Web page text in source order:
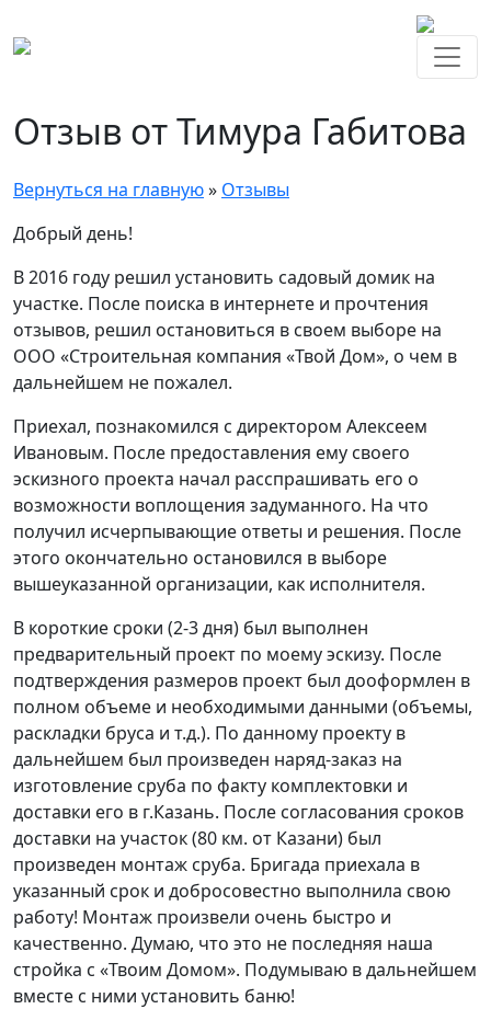
Отзыв от Тимура Габитова
Вернуться на главную» Отзывы
Добрый день!
В 2016 году решил установить садовый домик на
участке. После поиска в интернете и прочтения
отзывов, решил остановиться в своем выборе на
ООО «Строительная компания «Твой Дом», о чем в
дальнейшем не пожалел.
Приехал, познакомился с директором Алексеем
Ивановым. После предоставления ему своего
эскизного проекта начал расспрашивать его о
возможности воплощения задуманного. На что
получил исчерпывающие ответы и решения. После
этого окончательно остановился в выборе
вышеуказанной организации, как исполнителя.
В короткие сроки (2-3 дня) был выполнен
предварительный проект по моему эскизу. После
подтверждения размеров проект был дооформлен в
полном объеме и необходимыми данными (объемы,
раскладки бруса и т.д.). По данному проекту в
дальнейшем был произведен наряд-заказ на
изготовление сруба по факту комплектовки и
доставки его в г.Казань. После согласования сроков
доставки на участок (80 км. от Казани) был
произведен монтаж сруба. Бригада приехала в
указанный срок и добросовестно выполнила свою
работу! Монтаж произвели очень быстро и
качественно. Думаю, что это не последняя наша
стройка с «Твоим Домом». Подумываю в дальнейшем
вместе с ними установить баню!